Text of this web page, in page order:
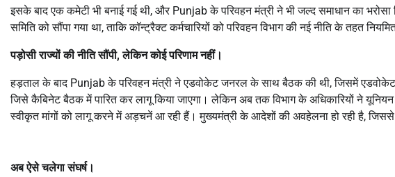
इसके बाद एक कमेटी भी बनाई गई थी, और Punjab के परिवहन मंत्री ने भी जल्द समाधान का भरोसा
समिति को सौंपा गया था, ताकि कॉन्ट्रैक्ट कर्मचारियों को परिवहन विभाग की नई नीति के तहत
पड़ोसी राज्यों की नीति सौंपी, लेकिन कोई परिणाम नहीं।
हड़ताल के बाद Punjab के परिवहन मंत्री ने एडवोकेट जनरल के साथ बैठक की थी, जिसमें एडवोकेट
जिसे कैबिनेट बैठक में पारित कर लागू किया जाएगा। लेकिन अब तक विभाग के अधिकारियों ने यूनियन
स्वीकृत मांगों को लागू करने में अड़चनें आ रही हैं। मुख्यमंत्री के आदेशों की अवहेलना हो रही है, जिससे
अब ऐसे चलेगा संघर्ष।